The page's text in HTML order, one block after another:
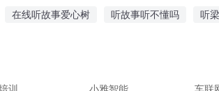
在线听故事爱心树 听故事听不懂吗 听
训 小雅智能 车联